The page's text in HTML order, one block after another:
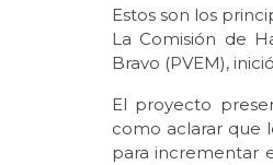
Estos son los
La Comisión de
Bravo (PVEM),
El proyecto
como aclarar que
para incrementar